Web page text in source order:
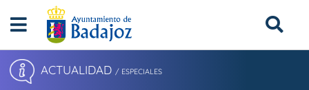
ACTUALIDAD / ESPECIALES